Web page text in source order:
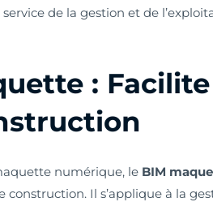
de la gestion et de
:
numérique, le BIM
construction. Il s’applique à la